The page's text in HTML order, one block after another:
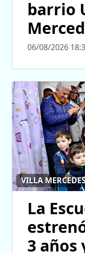
barrio
06/08/2026
VILLA
La
3 años